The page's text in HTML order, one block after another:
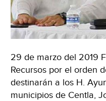
29 de marzo del 2019
Recursos por el orden
destinarán a los H.
municipios de Centla,